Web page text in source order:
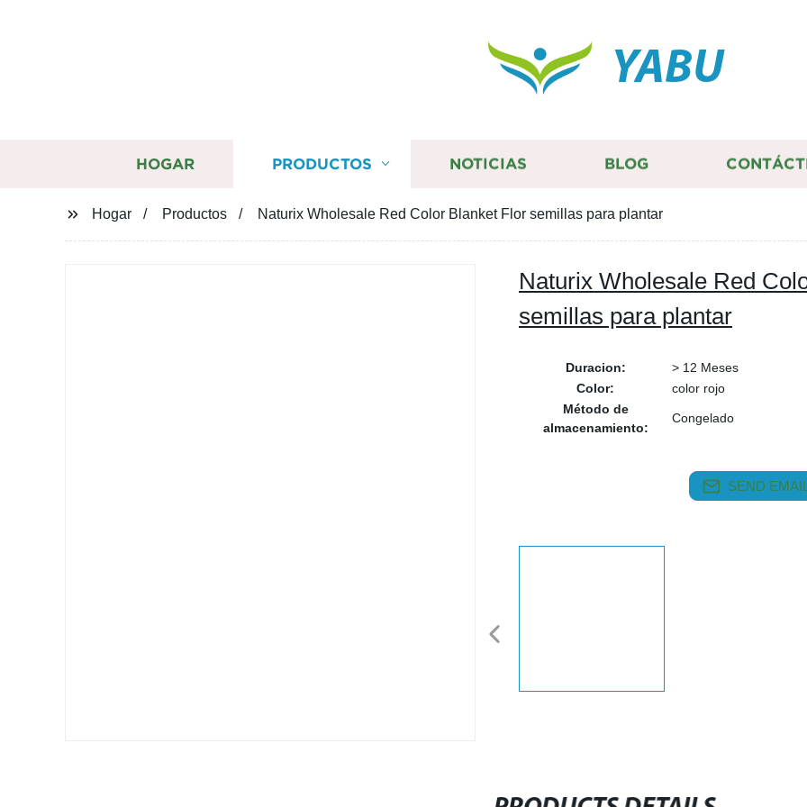
YABU
HOGAR PRODUCTOS NOTICIAS BLOG
Hogar Productos Naturix Wholesale Red Color Blanket Flor semillas para plantar
Naturix Wholesale Red
semillas para plantar
Duracion:
> 12 Meses
Color:
color rojo
Método de
almacenamiento:
Congelado
SEND